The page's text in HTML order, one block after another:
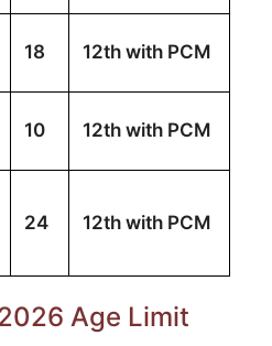
18 12th with PCM
10 12th with PCM
24 12th with PCM
Age Limit